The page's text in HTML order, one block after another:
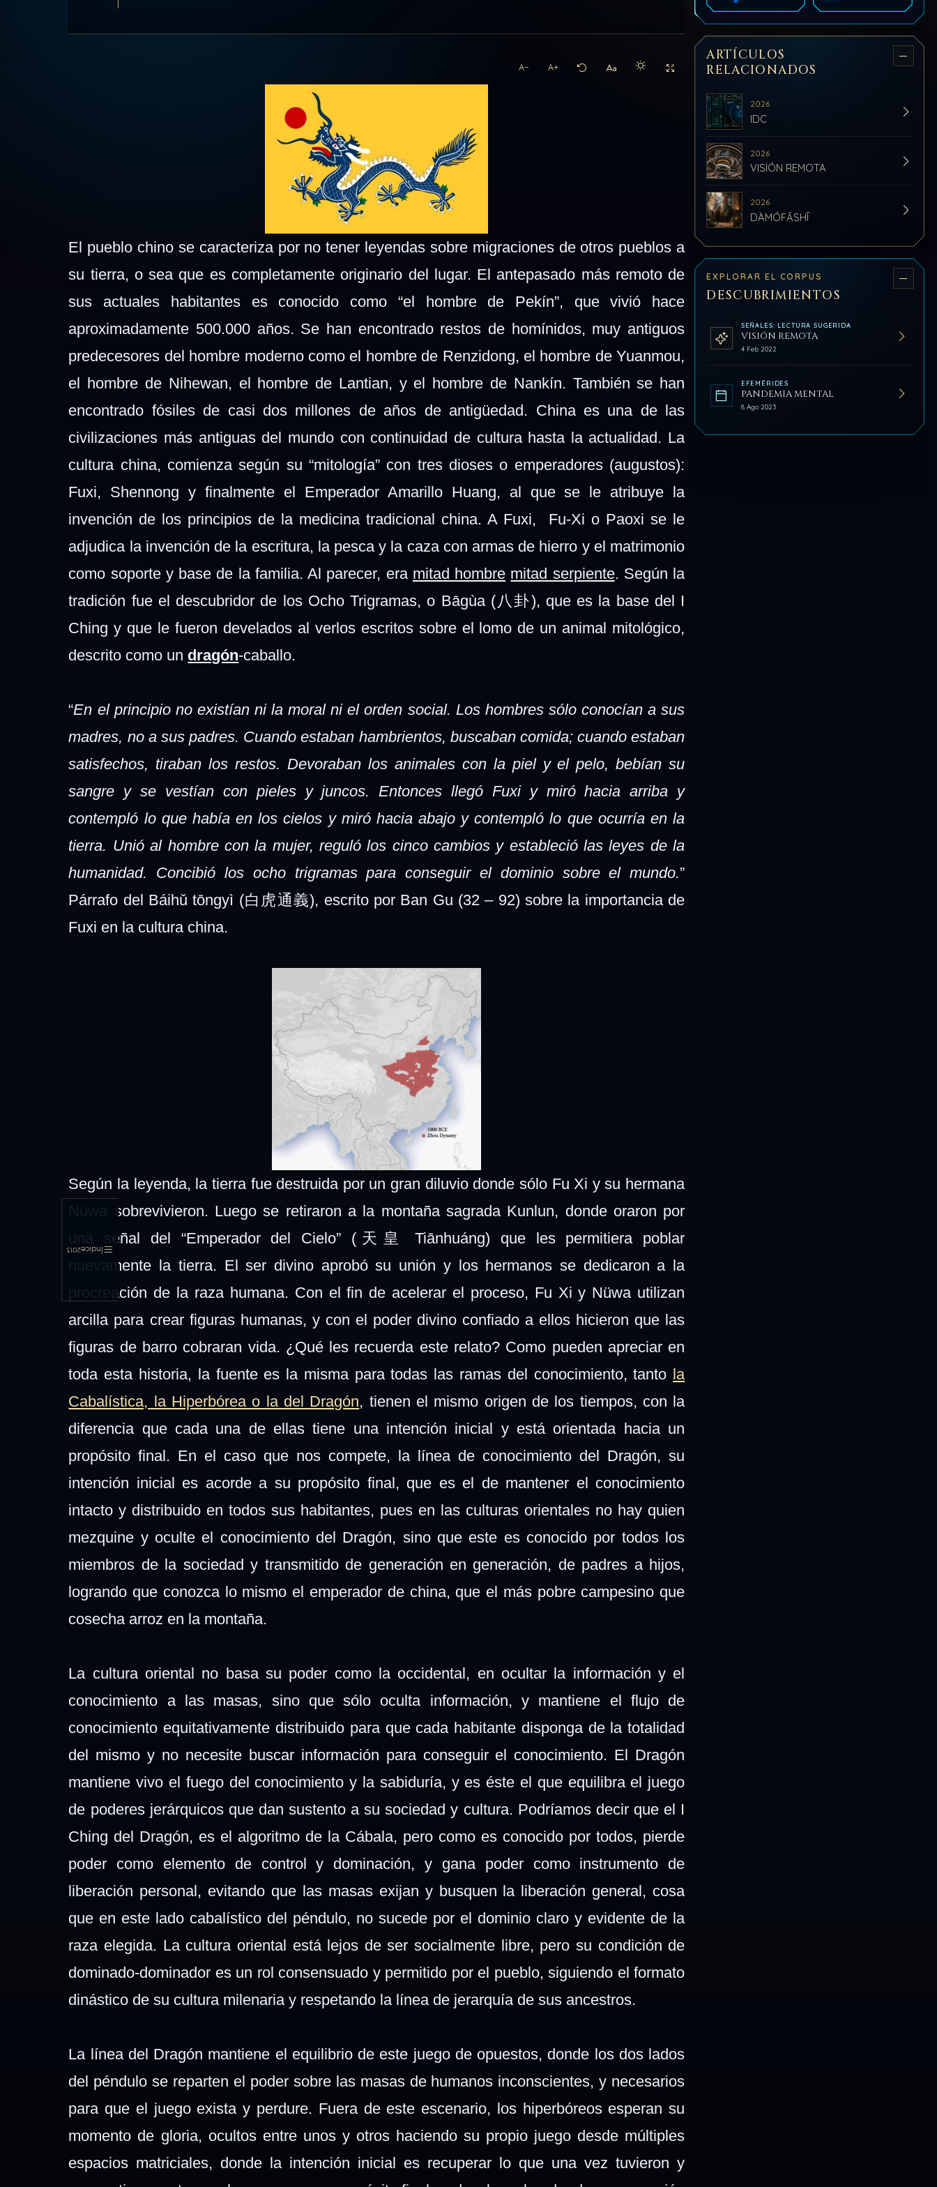
Índice
2013
A− A+
Activar modo claro de lectura
Sin distracciones
El pueblo chino se caracteriza por no tener leyendas sobre migraciones de otros pueblos a
su tierra, o sea que es completamente originario del lugar. El antepasado más remoto de
sus actuales habitantes es conocido como “el hombre de Pekín”, que vivió hace
aproximadamente 500.000 años. Se han encontrado restos de homínidos, muy antiguos
predecesores del hombre moderno como el hombre de Renzidong, el hombre de Yuanmou,
el hombre de Nihewan, el hombre de Lantian, y el hombre de Nankín. También se han
encontrado fósiles de casi dos millones de años de antigüedad. China es una de las
civilizaciones más antiguas del mundo con continuidad de cultura hasta la actualidad. La
cultura china, comienza según su “mitología” con tres dioses o emperadores (augustos):
Fuxi, Shennong y finalmente el Emperador Amarillo Huang, al que se le atribuye la
invención de los principios de la medicina tradicional china. A Fuxi, Fu-Xi o Paoxi se le
adjudica la invención de la escritura, la pesca y la caza con armas de hierro y el matrimonio
como soporte y base de la familia. Al parecer, era mitad hombre mitad serpiente. Según la
tradición fue el descubridor de los Ocho Trigramas, o Bāgùa (八卦), que es la base del I
Ching y que le fueron develados al verlos escritos sobre el lomo de un animal mitológico,
descrito como un dragón-caballo.
“En el principio no existían ni la moral ni el orden social. Los hombres sólo conocían a sus
madres, no a sus padres. Cuando estaban hambrientos, buscaban comida; cuando estaban
satisfechos, tiraban los restos. Devoraban los animales con la piel y el pelo, bebían su
sangre y se vestían con pieles y juncos. Entonces llegó Fuxi y miró hacia arriba y
contempló lo que había en los cielos y miró hacia abajo y contempló lo que ocurría en la
tierra. Unió al hombre con la mujer, reguló los cinco cambios y estableció las leyes de la
humanidad. Concibió los ocho trigramas para conseguir el dominio sobre el mundo.”
Párrafo del Báihǔ tōngyì (白虎通義), escrito por Ban Gu (32 – 92) sobre la importancia de
Fuxi en la cultura china.
Según la leyenda, la tierra fue destruida por un gran diluvio donde sólo Fu Xi y su hermana
Nüwa sobrevivieron. Luego se retiraron a la montaña sagrada Kunlun, donde oraron por
una señal del “Emperador del Cielo” (天皇 Tiānhuáng) que les permitiera poblar
nuevamente la tierra. El ser divino aprobó su unión y los hermanos se dedicaron a la
procreación de la raza humana. Con el fin de acelerar el proceso, Fu Xi y Nüwa utilizan
arcilla para crear figuras humanas, y con el poder divino confiado a ellos hicieron que las
figuras de barro cobraran vida. ¿Qué les recuerda este relato? Como pueden apreciar en
toda esta historia, la fuente es la misma para todas las ramas del conocimiento, tanto la
Cabalística, la Hiperbórea o la del Dragón, tienen el mismo origen de los tiempos, con la
diferencia que cada una de ellas tiene una intención inicial y está orientada hacia un
propósito final. En el caso que nos compete, la línea de conocimiento del Dragón, su
intención inicial es acorde a su propósito final, que es el de mantener el conocimiento
intacto y distribuido en todos sus habitantes, pues en las culturas orientales no hay quien
mezquine y oculte el conocimiento del Dragón, sino que este es conocido por todos los
miembros de la sociedad y transmitido de generación en generación, de padres a hijos,
logrando que conozca lo mismo el emperador de china, que el más pobre campesino que
cosecha arroz en la montaña.
La cultura oriental no basa su poder como la occidental, en ocultar la información y el
conocimiento a las masas, sino que sólo oculta información, y mantiene el flujo de
conocimiento equitativamente distribuido para que cada habitante disponga de la totalidad
del mismo y no necesite buscar información para conseguir el conocimiento. El Dragón
mantiene vivo el fuego del conocimiento y la sabiduría, y es éste el que equilibra el juego
de poderes jerárquicos que dan sustento a su sociedad y cultura. Podríamos decir que el I
Ching del Dragón, es el algoritmo de la Cábala, pero como es conocido por todos, pierde
poder como elemento de control y dominación, y gana poder como instrumento de
liberación personal, evitando que las masas exijan y busquen la liberación general, cosa
que en este lado cabalístico del péndulo, no sucede por el dominio claro y evidente de la
raza elegida. La cultura oriental está lejos de ser socialmente libre, pero su condición de
dominado-dominador es un rol consensuado y permitido por el pueblo, siguiendo el formato
dinástico de su cultura milenaria y respetando la línea de jerarquía de sus ancestros.
La línea del Dragón mantiene el equilibrio de este juego de opuestos, donde los dos lados
del péndulo se reparten el poder sobre las masas de humanos inconscientes, y necesarios
para que el juego exista y perdure. Fuera de este escenario, los hiperbóreos esperan su
momento de gloria, ocultos entre unos y otros haciendo su propio juego desde múltiples
espacios matriciales, donde la intención inicial es recuperar lo que una vez tuvieron y
ARTÍCULOS
RELACIONADOS
2026
IDC
2026
VISIÓN REMOTA
2026
DÀMÓFǍSHĪ
EXPLORAR EL CORPUS
DESCUBRIMIENTOS
SEÑALES: LECTURA SUGERIDA
VISIÓN REMOTA
4 Feb 2022
EFEMÉRIDES
PANDEMIA MENTAL
8 Ago 2023